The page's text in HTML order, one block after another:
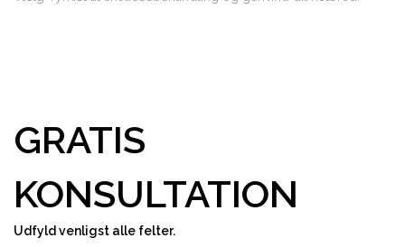
GRATIS
KONSULTATION
Udfyld venligst alle felter.